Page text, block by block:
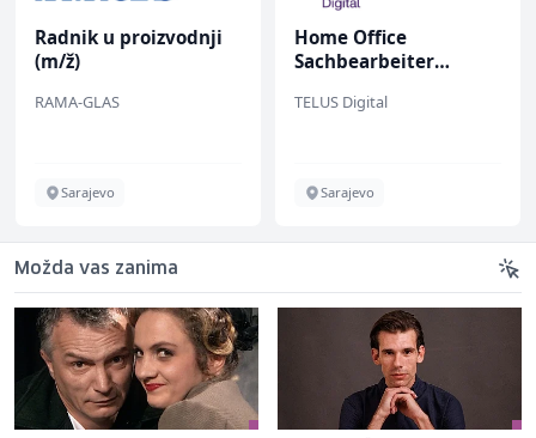
Radnik u proizvodnji
(m/ž)
RAMA-GLAS
Sarajevo
Home Office
Sachbearbeiter
bekannten deutschen
TELUS Digital
Sarajevo
Možda vas zanima